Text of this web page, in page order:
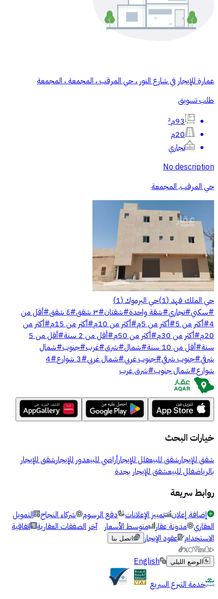
عمارة للإيجار في شارع النور ، حي المرقب ، المجمعة ، المجمعة
طلب تسويق
93م²
20م
تجاري
No description
حي المرقب, المجمعة
حي الملك فهد(
1
)حي اليرموك(
1
)
#سكني#تجاري#شقة واحدة#شقتان#٣ شقق #٤ شقق #أقل من
4
#أكثر من 5 #أكثر من 5م #أكثر من 10م #أكثر من 15م #أكثر من
20م #أكثر من 30م #أكثر من 50م #أقل من 2 سنة #
أقل من 5
سنة#أقل من 10 سنة #شمال#شرق#غرب#جنوب#شمال
شرقي#جنوب شرقي#جنوب غربي#شمال غربي#3 شوارع #
4
شوارع#شمال جنوب#شرق غرب
خيارات البحث
شقق للإيجارشقق للبيعفلل للإيجارأراضي للبيعدور للإيجارشقق للإيجار
بالرياضفلل للبيعشقق للإيجار بجدة
روابط سريعة
إضافة إعلان تمييز الإعلانات دفع الرسوم شركاء النجاح التمويل
العقاري مدونة عقار متوسط الأسعار آخر الصفقات العقارية اتفاقية
الاستخدام عقود الإيجار اتصل بنا
الوضع الليلي
English
خدمة التبرع السريع